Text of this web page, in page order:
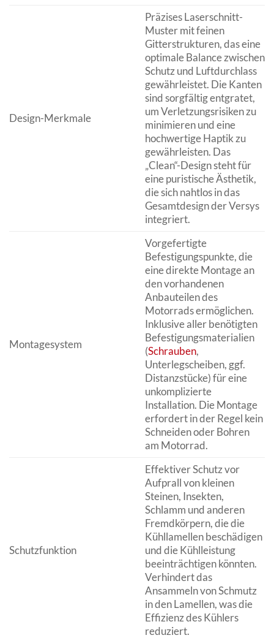
Design-Merkmale
Präzises Laserschnitt-
Muster mit feinen
Gitterstrukturen, das eine
optimale Balance zwischen
Schutz und Luftdurchlass
gewährleistet. Die Kanten
sind sorgfältig entgratet,
um Verletzungsrisiken zu
minimieren und eine
hochwertige Haptik zu
gewährleisten. Das
„Clean“-Design steht für
eine puristische Ästhetik,
die sich nahtlos in das
Gesamtdesign der Versys
integriert.
Montagesystem
Vorgefertigte
Befestigungspunkte, die
eine direkte Montage an
den vorhandenen
Anbauteilen des
Motorrads ermöglichen.
Inklusive aller benötigten
Befestigungsmaterialien
(Schrauben,
Unterlegscheiben, ggf.
Distanzstücke) für eine
unkomplizierte
Installation. Die Montage
erfordert in der Regel kein
Schneiden oder Bohren
am Motorrad.
Schutzfunktion
Effektiver Schutz vor
Aufprall von kleinen
Steinen, Insekten,
Schlamm und anderen
Fremdkörpern, die die
Kühllamellen beschädigen
und die Kühlleistung
beeinträchtigen könnten.
Verhindert das
Ansammeln von Schmutz
in den Lamellen, was die
Effizienz des Kühlers
reduziert.